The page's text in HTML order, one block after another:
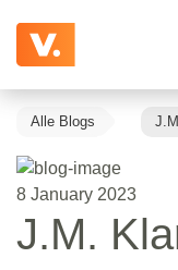
Alle Blogs
8 January 2023
J.M.